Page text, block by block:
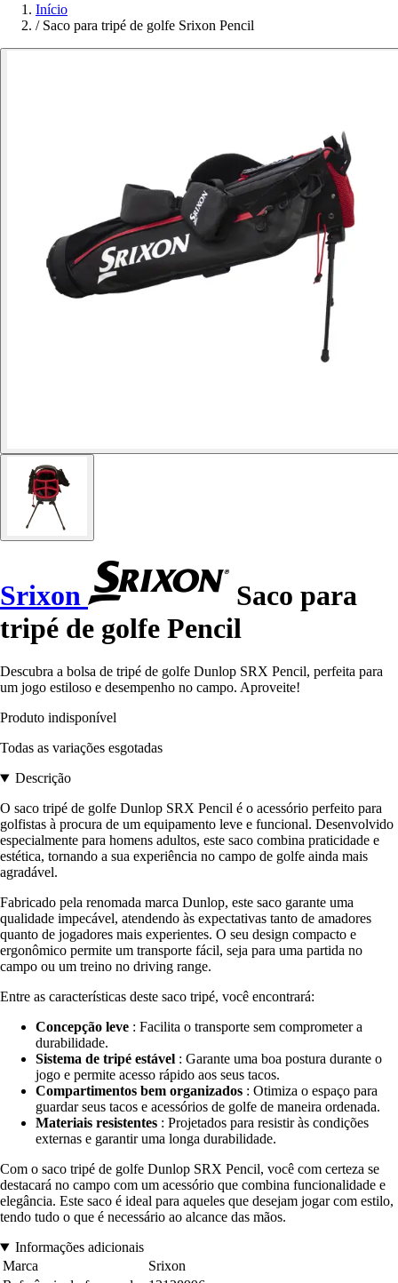
Início
/ Saco para tripé de golfe Srixon Pencil
Srixon
Saco para
tripé de golfe Pencil
Descubra a bolsa de tripé de golfe Dunlop SRX Pencil, perfeita para
um jogo estiloso e desempenho no campo. Aproveite!
Produto indisponível
Todas as variações esgotadas
Descrição
O saco tripé de golfe Dunlop SRX Pencil é o acessório perfeito para
golfistas à procura de um equipamento leve e funcional. Desenvolvido
especialmente para homens adultos, este saco combina praticidade e
estética, tornando a sua experiência no campo de golfe ainda mais
agradável.
Fabricado pela renomada marca Dunlop, este saco garante uma
qualidade impecável, atendendo às expectativas tanto de amadores
quanto de jogadores mais experientes. O seu design compacto e
ergonômico permite um transporte fácil, seja para uma partida no
campo ou um treino no driving range.
Entre as características deste saco tripé, você encontrará:
Concepção leve : Facilita o transporte sem comprometer a
durabilidade.
Sistema de tripé estável : Garante uma boa postura durante o
jogo e permite acesso rápido aos seus tacos.
Compartimentos bem organizados : Otimiza o espaço para
guardar seus tacos e acessórios de golfe de maneira ordenada.
Materiais resistentes : Projetados para resistir às condições
externas e garantir uma longa durabilidade.
Com o saco tripé de golfe Dunlop SRX Pencil, você com certeza se
destacará no campo com um acessório que combina funcionalidade e
elegância. Este saco é ideal para aqueles que desejam jogar com estilo,
tendo tudo o que é necessário ao alcance das mãos.
Informações adicionais
Marca
Srixon